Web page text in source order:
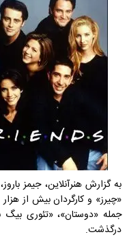
به گزارش هنرآنلاین، جیمز
«چیرز» و کارگردان بیش از
درگذشت.